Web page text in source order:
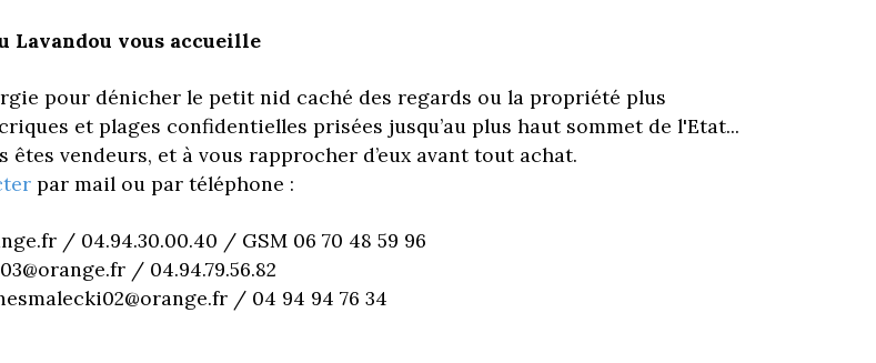
Lavandou vous accueille
pour dénicher le petit nid caché des regards ou la propriété plus
et plages confidentielles prisées jusqu’au plus haut sommet de l'Etat...
vendeurs, et à vous rapprocher d’eux avant tout achat.
par mail ou par téléphone :
/ 04.94.30.00.40 / GSM 06 70 48 59 96
/ 04.94.79.56.82
/ 04 94 94 76 34